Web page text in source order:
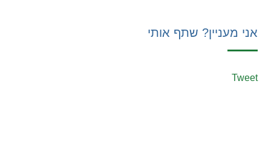
אני מעניין? שתף אותי
Tweet